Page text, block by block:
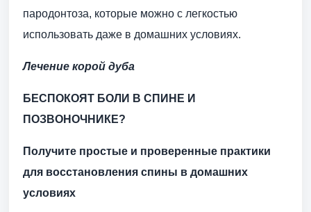
пародонтоза, которые можно с легкостью
использовать даже в домашних условиях.
Лечение корой дуба
БЕСПОКОЯТ БОЛИ В СПИНЕ И
ПОЗВОНОЧНИКЕ?
Получите простые и проверенные практики
для восстановления спины в домашних
условиях